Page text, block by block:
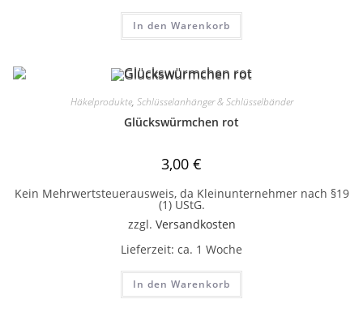
In den Warenkorb
Häkelprodukte, Schlüsselanhänger & Schlüsselbänder
Glückswürmchen rot
3,00 €
Kein Mehrwertsteuerausweis, da Kleinunternehmer nach §19
(1) UStG.
zzgl. Versandkosten
Lieferzeit: ca. 1 Woche
In den Warenkorb